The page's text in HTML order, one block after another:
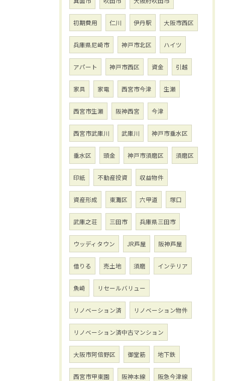
初期費用 仁川 伊丹駅 大阪市西区
兵庫県尼崎市 神戸市北区 ハイツ
アパート 神戸市西区 資金 引越
家具 家電 西宮市今津 生瀬
西宮市生瀬 阪神西宮 今津
西宮市武庫川 武庫川 神戸市垂水区
垂水区 頭金 神戸市須磨区 須磨区
印紙 不動産投資 収益物件
資産形成 東灘区 六甲道 塚口
武庫之荘 三田市 兵庫県三田市
ウッディタウン JR芦屋 阪神芦屋
借りる 売土地 須磨 インテリア
魚崎 リセールバリュー
リノベーション済 リノベーション物件
リノベーション済中古マンション
大阪市阿倍野区 御堂筋 地下鉄
西宮市甲東園 阪神本線 阪急今津線